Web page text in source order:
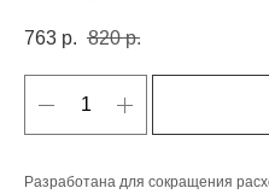
763 р. 820 р.
Разработана для сокращения